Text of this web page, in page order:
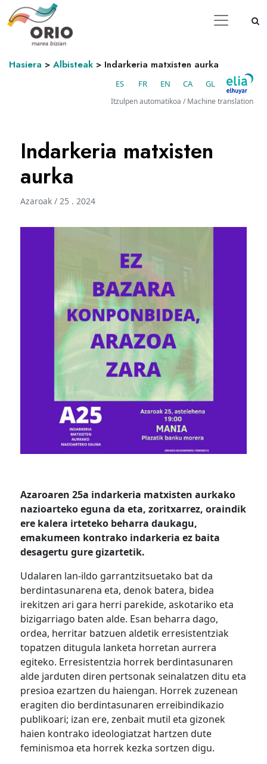
Hasiera > Albisteak > Indarkeria matxisten aurka
ES FR EN CA GL
Itzulpen automatikoa / Machine translation
Indarkeria matxisten
aurka
Azaroak / 25 . 2024
Azaroaren 25a indarkeria matxisten aurkako
nazioarteko eguna da eta, zoritxarrez, oraindik
ere kalera irteteko beharra daukagu,
emakumeen kontrako indarkeria ez baita
desagertu gure gizartetik.
Udalaren lan-ildo garrantzitsuetako bat da
berdintasunarena eta, denok batera, bidea
irekitzen ari gara herri parekide, askotariko eta
bizigarriago baten alde. Esan beharra dago,
ordea, herritar batzuen aldetik erresistentziak
topatzen ditugula lanketa horretan aurrera
egiteko. Erresistentzia horrek berdintasunaren
alde jarduten diren pertsonak seinalatzen ditu eta
presioa ezartzen du haiengan. Horrek zuzenean
eragiten dio berdintasunaren erreibindikazio
publikoari; izan ere, zenbait mutil eta gizonek
haien kontrako ideologiatzat hartzen dute
feminismoa eta horrek kezka sortzen digu.